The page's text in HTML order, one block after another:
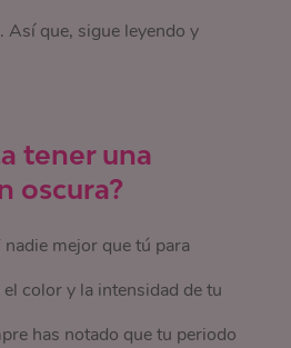
Así que, sigue leyendo y
tener una
oscura?
nadie mejor que tú para
color y la intensidad de tu
has notado que tu periodo